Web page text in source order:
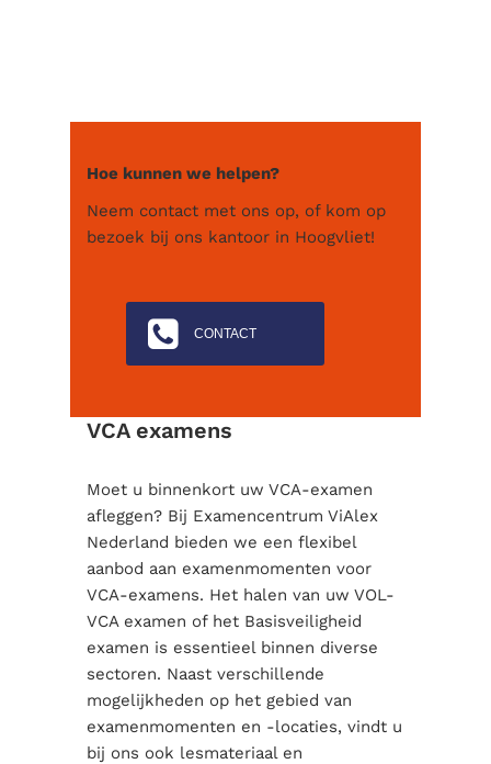
Hoe kunnen we helpen?
Neem contact met ons op, of kom op
bezoek bij ons kantoor in Hoogvliet!
CONTACT
VCA examens
Moet u binnenkort uw VCA-examen
afleggen? Bij Examencentrum ViAlex
Nederland bieden we een flexibel
aanbod aan examenmomenten voor
VCA-examens. Het halen van uw VOL-
VCA examen of het Basisveiligheid
examen is essentieel binnen diverse
sectoren. Naast verschillende
mogelijkheden op het gebied van
examenmomenten en -locaties, vindt u
bij ons ook lesmateriaal en